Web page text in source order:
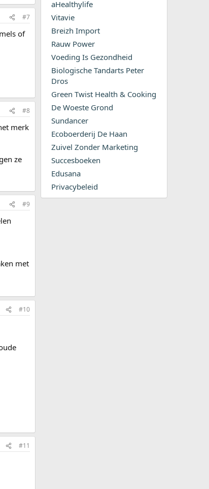
#7
of
#8
merk
ze
#9
met
#10
#11
aHealthylife
Vitavie
Breizh Import
Rauw Power
Voeding Is Gezondheid
Biologische Tandarts Peter
Dros
Green Twist Health & Cooking
De Woeste Grond
Sundancer
Ecoboerderij De Haan
Zuivel Zonder Marketing
Succesboeken
Edusana
Privacybeleid